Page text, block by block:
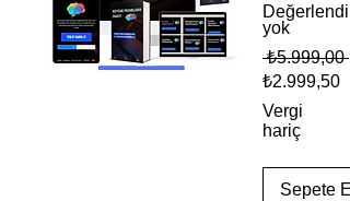
yok
₺5.999,00
₺2.999,50
Vergi
hariç
Sepete